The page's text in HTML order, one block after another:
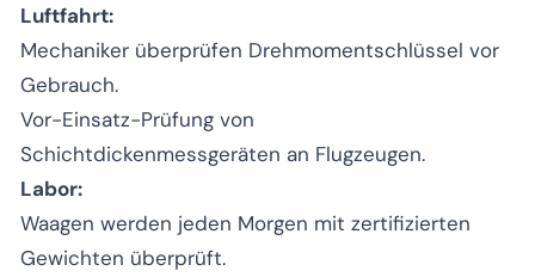
Luftfahrt:
Mechaniker überprüfen Drehmomentschlüssel vor
Gebrauch.
Vor-Einsatz-Prüfung von
Schichtdickenmessgeräten an Flugzeugen.
Labor:
Waagen werden jeden Morgen mit zertifizierten
Gewichten überprüft.